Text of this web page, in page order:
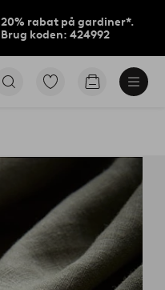
20% rabat på gardiner*.
Brug koden: 424992
Gå
Gå